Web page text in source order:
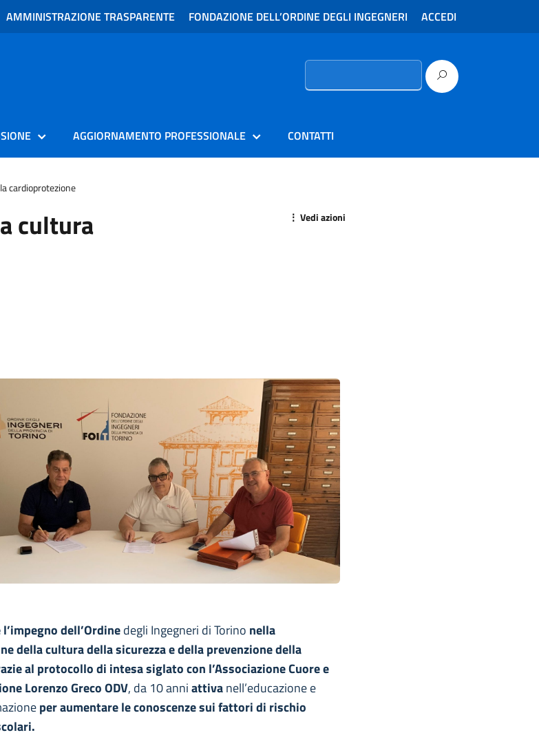
AMMINISTRAZIONE TRASPARENTE FONDAZIONE DELL’ORDINE DEGLI INGEGNERI ACCEDI
Ricerca
AGGIORNAMENTO PROFESSIONALE CONTATTI
cardioprotezione
cultura
⋮ Vedi azioni
dell’Ordinedegli Ingegneri di Torino nella
della cultura della sicurezza e della prevenzione della
al protocollo di intesa siglato con l’Associazione Cuore e
Lorenzo Greco ODV, da 10 anniattivanell’educazione e
per aumentare le conoscenze sui fattori di rischio